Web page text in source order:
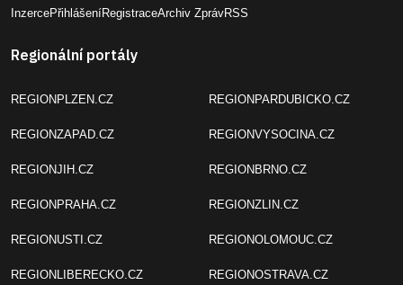
InzercePřihlášeníRegistraceArchiv ZprávRSS
Regionální portály
REGIONPLZEN.CZ
REGIONZAPAD.CZ
REGIONJIH.CZ
REGIONPRAHA.CZ
REGIONUSTI.CZ
REGIONLIBERECKO.CZ
REGIONPARDUBICKO.CZ
REGIONVYSOCINA.CZ
REGIONBRNO.CZ
REGIONZLIN.CZ
REGIONOLOMOUC.CZ
REGIONOSTRAVA.CZ